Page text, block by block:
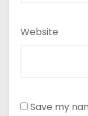
Website
Save my